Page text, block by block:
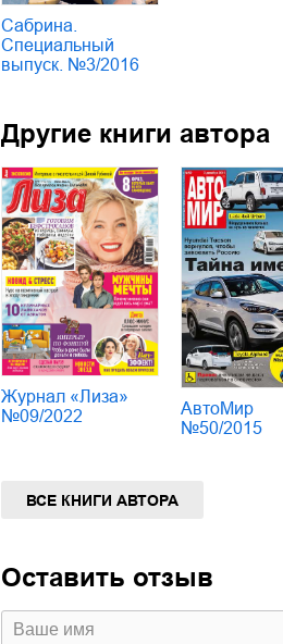
Сабрина.
Специальный
выпуск. №3/2016
Другие книги автора
Журнал «Лиза»
№09/2022
АвтоМир
№50/2015
ВСЕ КНИГИ АВТОРА
Оставить отзыв